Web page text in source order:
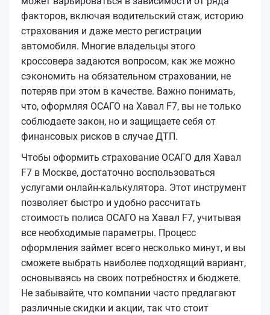
факторов, включая водительский стаж, историю
страхования и даже место регистрации
автомобиля. Многие владельцы этого
кроссовера задаются вопросом, как же можно
сэкономить на обязательном страховании, не
потеряв при этом в качестве. Важно понимать,
что, оформляя ОСАГО на Хавал F7, вы не только
соблюдаете закон, но и защищаете себя от
финансовых рисков в случае ДТП.
Чтобы оформить страхование ОСАГО для Хавал
F7 в Москве, достаточно воспользоваться
услугами онлайн-калькулятора. Этот инструмент
позволяет быстро и удобно рассчитать
стоимость полиса ОСАГО на Хавал F7, учитывая
все необходимые параметры. Процесс
оформления займет всего несколько минут, и вы
сможете выбрать наиболее подходящий вариант,
основываясь на своих потребностях и бюджете.
Не забывайте, что компании часто предлагают
различные скидки и акции, так что стоит